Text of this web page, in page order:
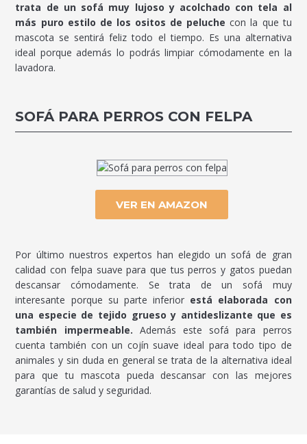
trata de un sofá muy lujoso y acolchado con tela al
más puro estilo de los ositos de peluchecon la que tu
mascota se sentirá feliz todo el tiempo. Es una alternativa
ideal porque además lo podrás limpiar cómodamente en la
lavadora.
SOFÁ PARA PERROS CON FELPA
VER EN AMAZON
Por último nuestros expertos han elegido un sofá de gran
calidad con felpa suave para que tus perros y gatos puedan
descansar cómodamente. Se trata de un sofá muy
interesante porque su parte inferior está elaborada con
una especie de tejido grueso y antideslizante que es
también impermeable. Además este sofá para perros
cuenta también con un cojín suave ideal para todo tipo de
animales y sin duda en general se trata de la alternativa ideal
para que tu mascota pueda descansar con las mejores
garantías de salud y seguridad.